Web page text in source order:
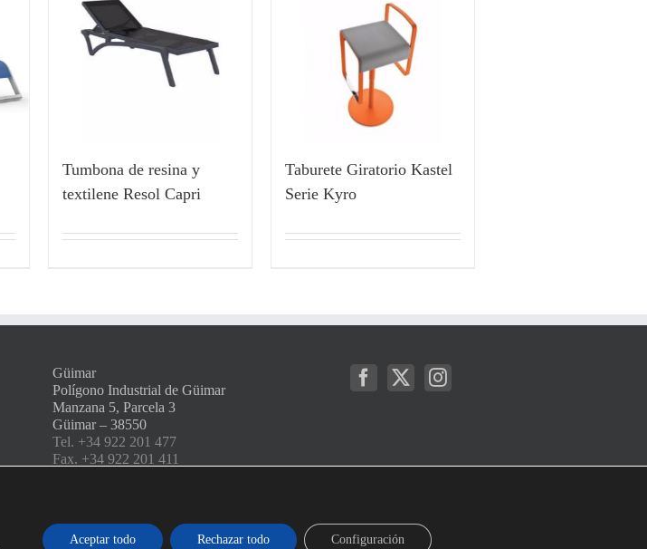
Tumbona de resina y
textilene Resol Capri
Taburete Giratorio Kastel
Serie Kyro
Güimar
Polígono Industrial de Güimar
Manzana 5, Parcela 3
Güimar – 38550
Tel. +34 922 201 477
Fax. +34 922 201 411
Aceptar todo Rechazar todo Configuración